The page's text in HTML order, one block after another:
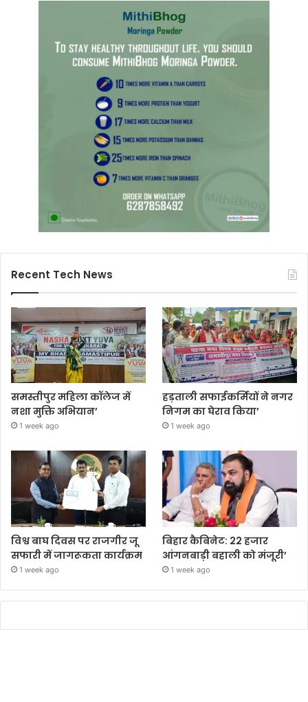
Recent Tech News
समस्तीपुर महिला कॉलेज में
नशा मुक्ति अभियान’
1 week ago
हड़ताली सफाईकर्मियों ने नगर
निगम का घेराव किया’
1 week ago
विश्व बाघ दिवस पर राजगीर जू
सफारी में जागरूकता कार्यक्रम
1 week ago
बिहार कैबिनेट: 22 हजार
आंगनबाड़ी बहाली को मंजूरी’
1 week ago